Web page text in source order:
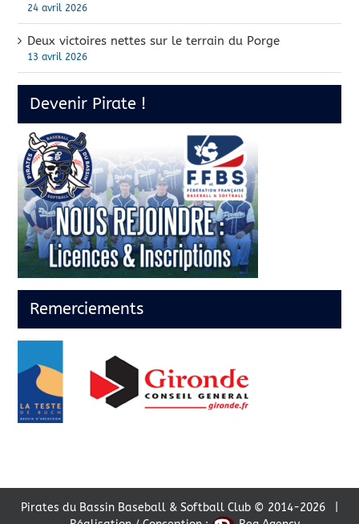
24 avril 2026
Deux victoires nettes sur le terrain du Porge
13 avril 2026
Devenir Pirate !
Remerciements
Pirates du Bassin Baseball & Softball Club © 2014-2026 |